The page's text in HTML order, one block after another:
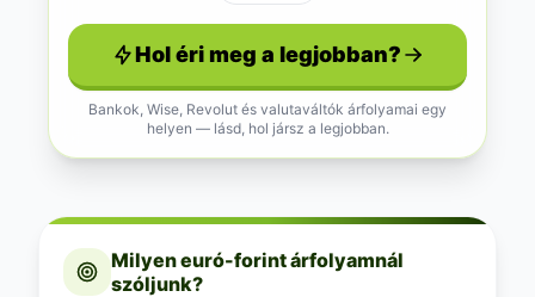
Hol éri meg a legjobban?
Bankok, Wise, Revolut és valutaváltók árfolyamai egy
helyen — lásd, hol jársz a legjobban.
Milyen euró-forint árfolyamnál
szóljunk?